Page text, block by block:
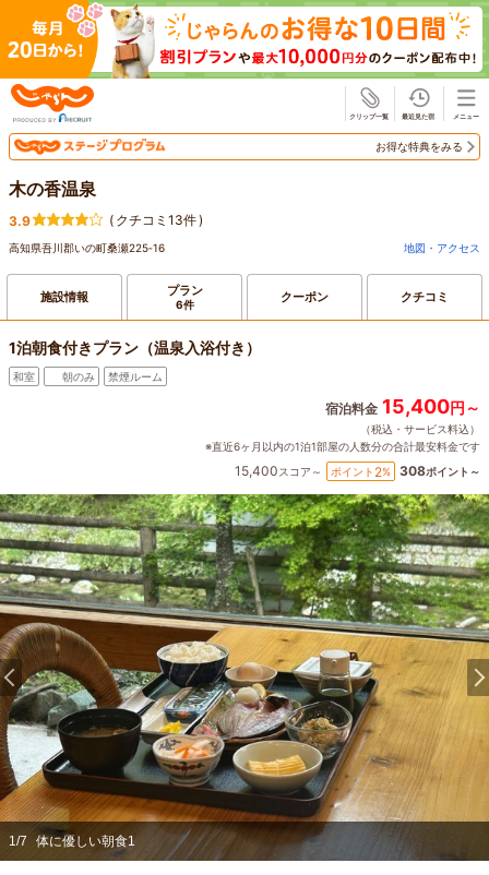
お得な特典をみる
木の香温泉
3.9 ( クチコミ13件)
高知県吾川郡いの町桑瀬225‐16 地図・アクセス
施設情報 プラン
6件 クーポン クチコミ
1泊朝食付きプラン（温泉入浴付き）
和室 朝のみ 禁煙ルーム
宿泊料金 15,400円～
（税込・サービス料込）
※直近6ヶ月以内の1泊1部屋の人数分の合計最安料金です
15,400スコア～ ポイント 2% 308ポイント～
1/7 体に優しい朝食1